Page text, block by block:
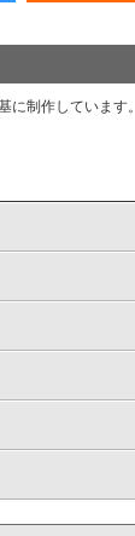
に制作しています。